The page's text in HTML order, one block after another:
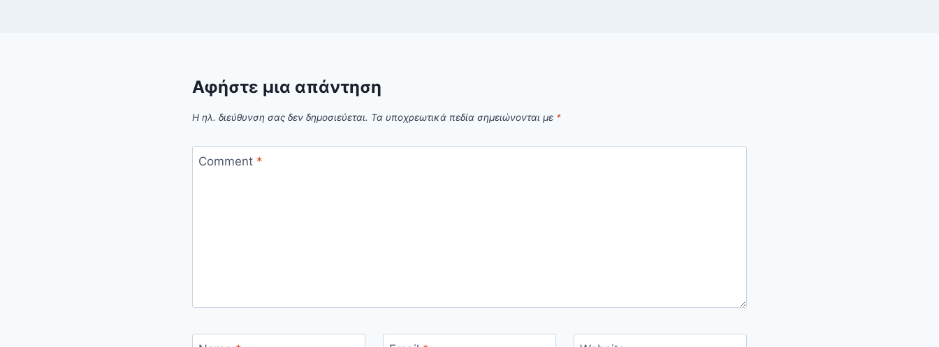
Αφήστε μια απάντηση
Η ηλ. διεύθυνση σας δεν δημοσιεύεται. Τα υποχρεωτικά πεδία σημειώνονται με *
Comment *